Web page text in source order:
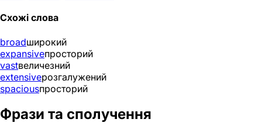
Схожі слова
broadширокий
expansiveпросторий
vastвеличезний
extensiveрозгалужений
spaciousпросторий
Фрази та сполучення